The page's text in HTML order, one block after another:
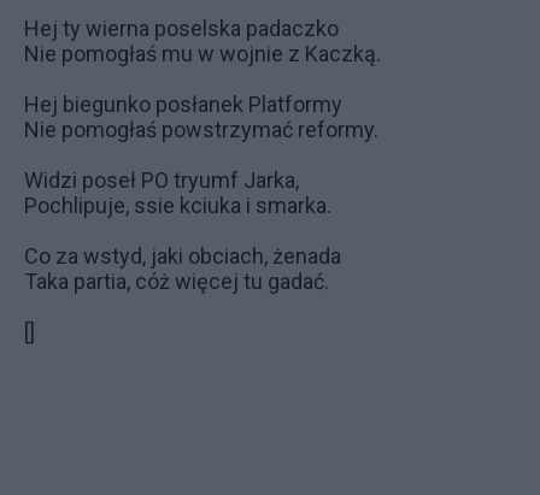
Hej ty wierna poselska padaczko
Nie pomogłaś mu w wojnie z Kaczką.
Hej biegunko posłanek Platformy
Nie pomogłaś powstrzymać reformy.
Widzi poseł PO tryumf Jarka,
Pochlipuje, ssie kciuka i smarka.
Co za wstyd, jaki obciach, żenada
Taka partia, cóż więcej tu gadać.